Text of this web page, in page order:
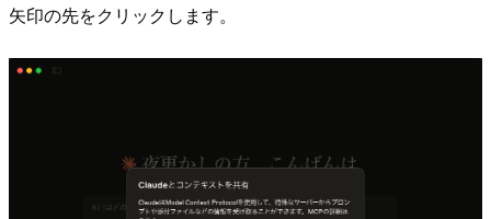
矢印の先をクリックします。